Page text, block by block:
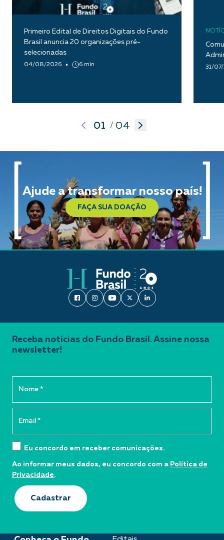
Primeiro Edital de Direitos Digitais do Fundo
Brasil anuncia 20 organizações pré-
selecionadas
04/08/2026 6 min 31/
01 / 04
Ajude a transformar nosso país!
FAÇA SUA DOAÇÃO
Receba notícias do Fundo Brasil. Assine nossa
newsletter!
Eu concordo em receber comunicações.
Ao informar meus dados, eu concordo com a Política de
Privacidade.
Cadastrar